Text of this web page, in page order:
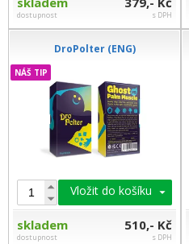
dostupnost s DPH
DroPolter (ENG)
NÁŠ TIP
Vložit do košíku
skladem
dostupnost
510,- Kč
s DPH